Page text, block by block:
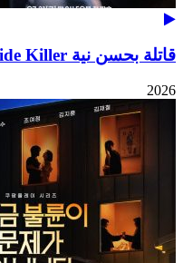
قاتلة بحسن نية A Bona Fide Killer
2026